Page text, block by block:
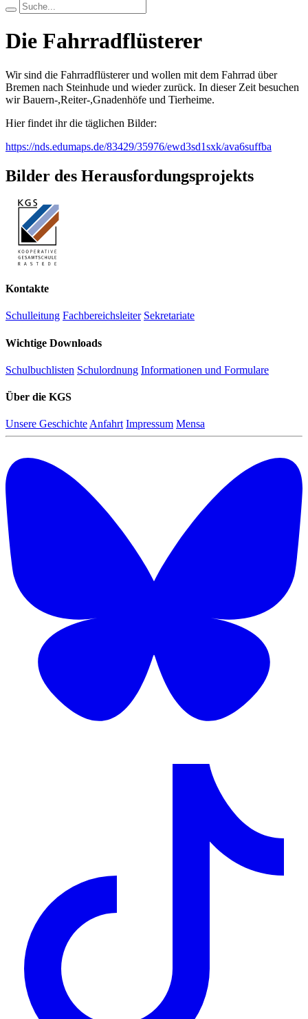
Die Fahrradflüsterer
Wir sind die Fahrradflüsterer und wollen mit dem Fahrrad über
Bremen nach Steinhude und wieder zurück. In dieser Zeit besuchen
wir Bauern-,Reiter-,Gnadenhöfe und Tierheime.
Hier findet ihr die täglichen Bilder:
https://nds.edumaps.de/83429/35976/ewd3sd1sxk/ava6suffba
Bilder des Herausfordungsprojekts
Kontakte
Schulleitung Fachbereichsleiter Sekretariate
Wichtige Downloads
Schulbuchlisten Schulordnung Informationen und Formulare
Über die KGS
Unsere Geschichte Anfahrt Impressum Mensa